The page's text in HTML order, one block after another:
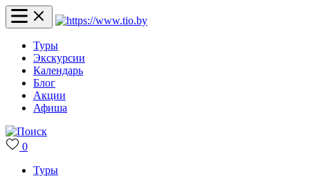
Туры
Экскурсии
Календарь
Блог
Акции
Афиша
0
Туры